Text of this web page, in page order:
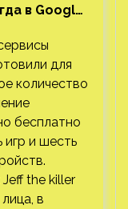
в Google
для
количество
бесплатно
игр и шесть
the killer
в